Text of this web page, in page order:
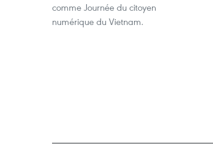
comme Journée du citoyen
numérique du Vietnam.